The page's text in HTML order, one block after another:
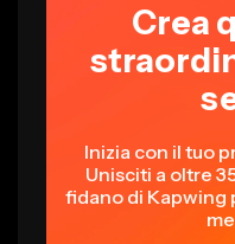
Crea
Inizia con il tuo
Unisciti a oltre
fidano di Kapwing